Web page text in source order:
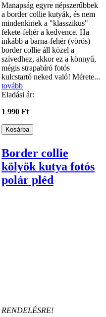
Manapság egyre népszerűbbek
a border collie kutyák, és nem
mindenkinek a "klasszikus"
fekete-fehér a kedvence. Ha
inkább a barna-fehér (vörös)
border collie áll közel a
szívedhez, akkor ez a könnyű,
mégis strapabíró fotós
kulcstartó neked való! Mérete...
tovább
Eladási ár:
1 990 Ft
Border collie
kölyök kutya fotós
polár pléd
RENDELÉSRE!